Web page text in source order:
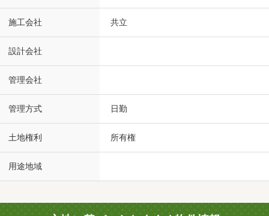
施工会社 共立
設計会社
管理会社
管理方式 日勤
土地権利 所有権
用途地域